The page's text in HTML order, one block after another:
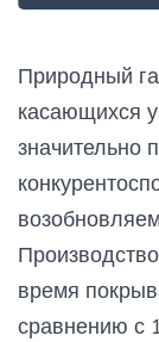
Природный
касающихся
значительно
время
сравнению с